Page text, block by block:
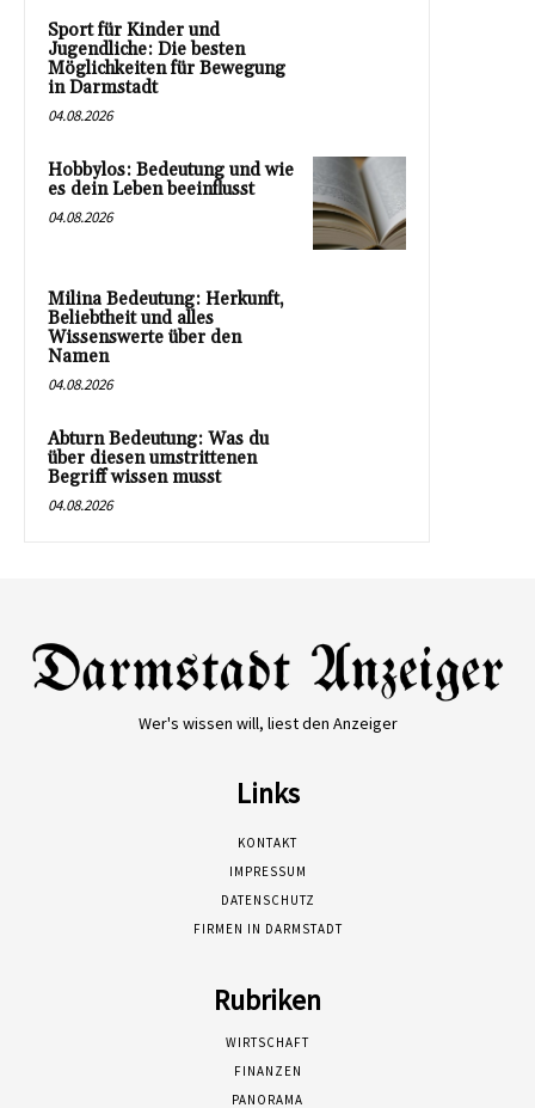
Sport für Kinder und
Jugendliche: Die besten
Möglichkeiten für Bewegung
in Darmstadt
04.08.2026
Hobbylos: Bedeutung und wie
es dein Leben beeinflusst
04.08.2026
Milina Bedeutung: Herkunft,
Beliebtheit und alles
Wissenswerte über den
Namen
04.08.2026
Abturn Bedeutung: Was du
über diesen umstrittenen
Begriff wissen musst
04.08.2026
Wer's wissen will, liest den Anzeiger
Links
KONTAKT
IMPRESSUM
DATENSCHUTZ
FIRMEN IN DARMSTADT
Rubriken
WIRTSCHAFT
FINANZEN
PANORAMA